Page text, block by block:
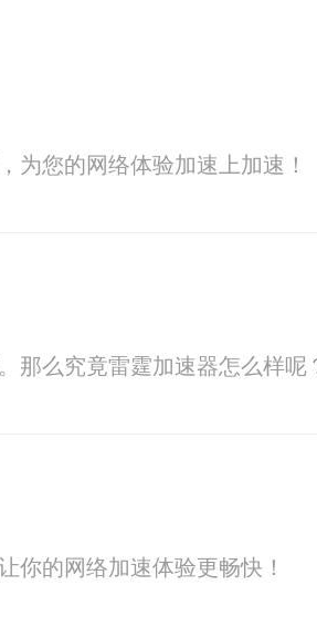
为您的网络体验加速上加速！
么究竟雷霆加速器怎么样呢
你的网络加速体验更畅快！